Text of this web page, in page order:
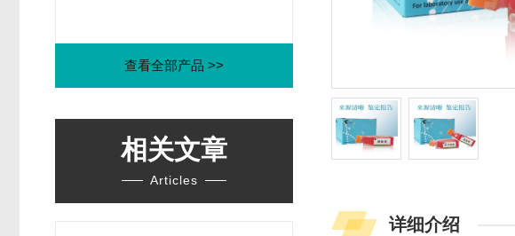
查看全部产品 >>
相关文章
Articles
详细介绍